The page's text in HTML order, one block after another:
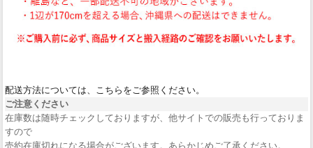
配送方法については、こちらをご参照ください。
ご注意ください
在庫数は随時チェックしておりますが、他サイトでの販売も行っておりま
すので
売約在庫切れになる場合がございます。あらかじめご了承ください。